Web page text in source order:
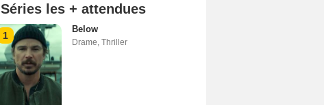
Séries les + attendues
1
Below
Drame Thriller